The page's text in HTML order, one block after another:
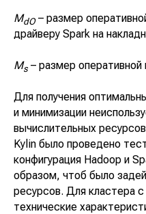
MdO– размер
драйверу Spark на
Ms– размер оперативной
Для получения
и минимизации
вычислительных
Kylin было проведено
конфигурация Hadoop и
образом, чтоб было
ресурсов. Для кластера
технические